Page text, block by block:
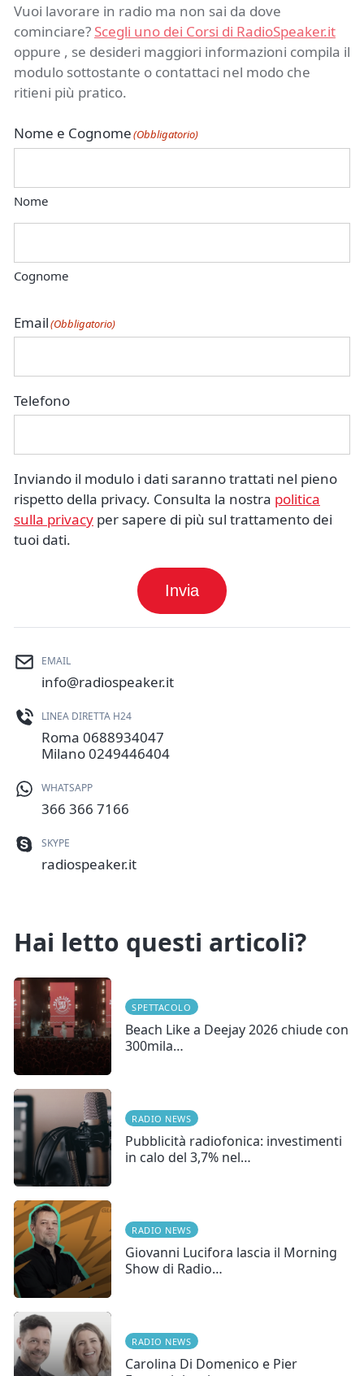
Vuoi lavorare in radio ma non sai da dove
cominciare? Scegli uno dei Corsi di RadioSpeaker.it
oppure , se desideri maggiori informazioni compila il
modulo sottostante o contattaci nel modo che
ritieni più pratico.
Nome e Cognome(Obbligatorio)
Nome
Cognome
Email(Obbligatorio)
Telefono
Inviando il modulo i dati saranno trattati nel pieno
rispetto della privacy. Consulta la nostra politica
sulla privacy per sapere di più sul trattamento dei
tuoi dati.
Invia
EMAIL
info@radiospeaker.it
LINEA DIRETTA H24
Roma 0688934047
Milano0249446404
WHATSAPP
366 366 7166
SKYPE
radiospeaker.it
Hai letto questi articoli?
SPETTACOLO
Beach Like a Deejay 2026 chiude con
300mila…
RADIO NEWS
Pubblicità radiofonica: investimenti
in calo del 3,7% nel…
RADIO NEWS
Giovanni Lucifora lascia il Morning
Show di Radio…
RADIO NEWS
Carolina Di Domenico e Pier